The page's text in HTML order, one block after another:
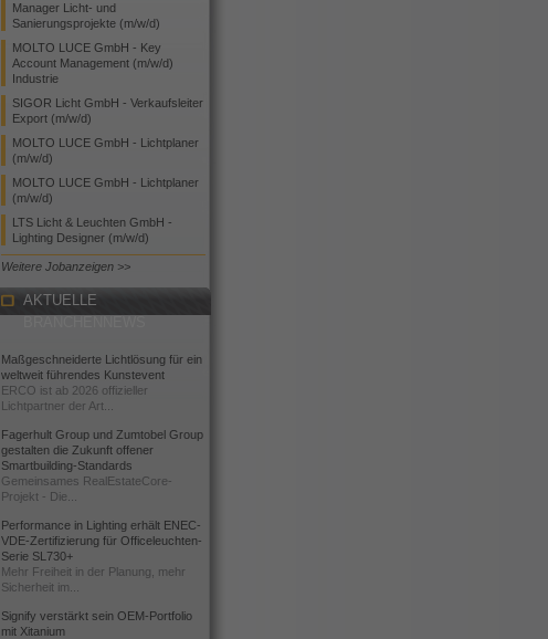
Manager Licht- und
Sanierungsprojekte (m/w/d)
MOLTO LUCE GmbH - Key
Account Management (m/w/d)
Industrie
SIGOR Licht GmbH - Verkaufsleiter
Export (m/w/d)
MOLTO LUCE GmbH - Lichtplaner
(m/w/d)
MOLTO LUCE GmbH - Lichtplaner
(m/w/d)
LTS Licht & Leuchten GmbH -
Lighting Designer (m/w/d)
Weitere Jobanzeigen >>
AKTUELLE
Maßgeschneiderte Lichtlösung für ein
weltweit führendes Kunstevent
ERCO ist ab 2026 offizieller
Lichtpartner der Art...
Fagerhult Group und Zumtobel Group
gestalten die Zukunft offener
Smartbuilding-Standards
Gemeinsames RealEstateCore-
Projekt - Die...
Performance in Lighting erhält ENEC-
VDE-Zertifizierung für Officeleuchten-
Serie SL730+
Mehr Freiheit in der Planung, mehr
Sicherheit im...
Signify verstärkt sein OEM-Portfolio
mit Xitanium